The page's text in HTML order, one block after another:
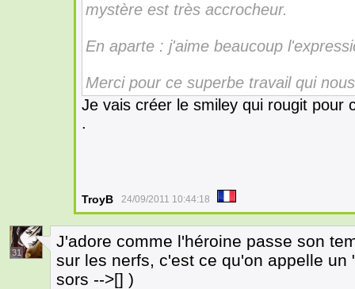
mystère est très accrocheur.
En aparte : j'aime beaucoup
Merci pour ce superbe travail qui
Je vais créer le smiley qui rougit
.
TroyB 24/09/2011 10:44:18
31
J'adore comme l'héroine passe son
sur les nerfs, c'est ce qu'on appelle
sors -->[] )